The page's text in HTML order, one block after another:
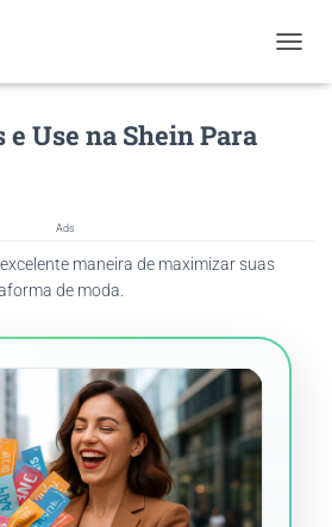
O
I
e Use na Shein Para
Ads
maneira de maximizar suas
de moda.